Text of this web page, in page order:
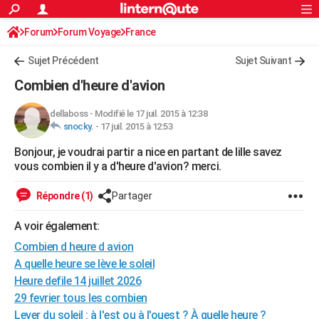
ACTUALITÉS
Politique
Société
Faits Divers
Education
Monde
Villes
+
FINANCE
Retraite
Impôts
Epargne
Immobilier
Risques naturels par ville
Banque
Assurance
Crédit
AUTO
Essais
Réserver un essai
Citadines
Berlines
SUV
Forum auto
+HIGH-TECH
Mobiles
Meilleur smartphone
Internet
Ordinateurs
Jeux vidéo
Guide high-tech
BRICOLAGE
WEEK-END
Guides de France
Escapades
Patrimoine
Expositions
Musées
Week-end nature
+LIFESTYLE
Art de vivre
Bien-être
Loisirs
ModeModes de vie
SANTE
Alimentation
Guide de la santé
Maladies
Médicaments
Sommeil
S'inscrire
Connexion
Forum Forum Voyage France
Sujet Précédent Sujet Suivant
Combien d'heure d'avion
dellaboss- Modifié le 17 juil. 2015 à 12:38
snocky. - 17 juil. 2015 à 12:53
Bonjour, je voudrai partir a nice en partant de lille savez
vous combien il y a d'heure d'avion? merci.
Répondre (1) Partager
A voir également:
Combien d heure d avion
A quelle heure se lève le soleil
Heure defile 14 juillet 2026
29 fevrier tous les combien
Lever du soleil : à l'est ou à l'ouest ? À quelle heure ?